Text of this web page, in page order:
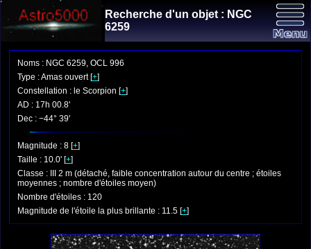
Recherche d'un objet : NGC
6259
Noms : NGC 6259, OCL 996
Type : Amas ouvert [+]
Constellation : le Scorpion [+]
AD : 17h 00.8'
Dec : −44° 39'
Magnitude : 8 [+]
Taille : 10.0' [+]
Classe : III 2 m (détaché, faible concentration autour du centre ; étoiles
moyennes ; nombre d'étoiles moyen)
Nombre d'étoiles : 120
Magnitude de l'étoile la plus brillante : 11.5 [+]